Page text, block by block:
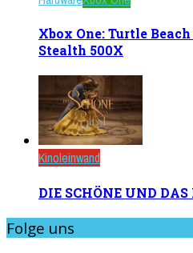
Xbox One: Turtle
Stealth 500X
Kinoleinwand
DIE SCHÖNE UND DAS
Folge uns